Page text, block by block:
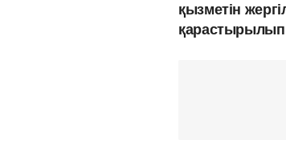
қызметін